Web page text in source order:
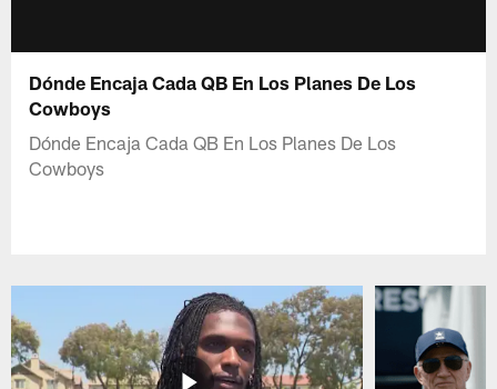
Dónde Encaja Cada QB En Los Planes De Los
Cowboys
Dónde Encaja Cada QB En Los Planes De Los
Cowboys